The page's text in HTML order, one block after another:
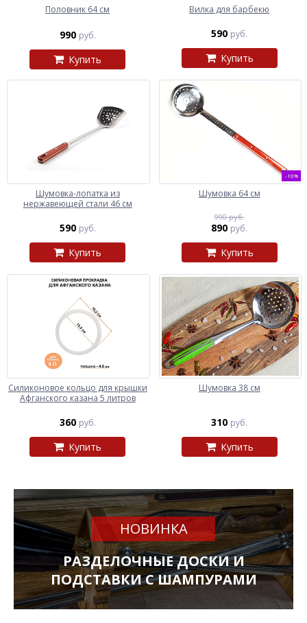
Половник 64 см
990 руб.
Купить
Вилка для барбекю
590 руб.
Купить
Шумовка-лопатка из
нержавеющей стали 46 см
590 руб.
Купить
-10%
Шумовка 64 см
990 руб.
890 руб.
Купить
Силиконовое кольцо для крышки
Афганского казана 5 литров
360 руб.
Купить
Шумовка 38 см
310 руб.
Купить
НОВИНКА
РАЗДЕЛОЧНЫЕ ДОСКИ И
ПОДСТАВКИ С ШАМПУРАМИ